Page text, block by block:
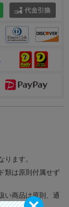
ます。
類は原則付属せず
い商品は原則、通